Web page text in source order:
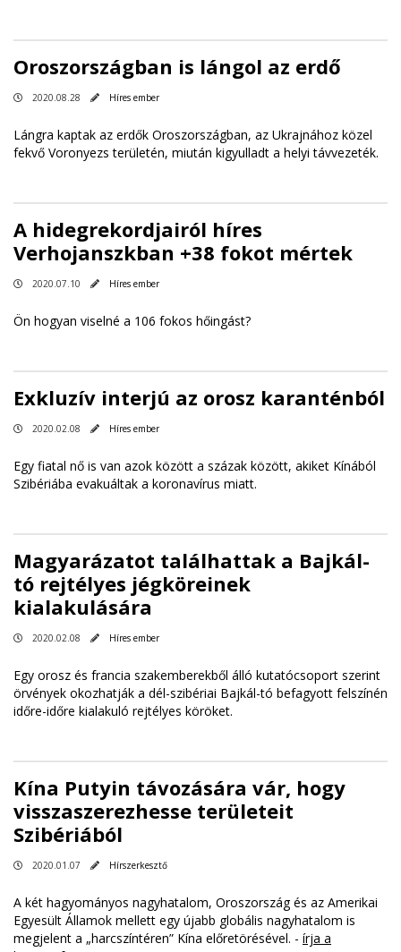
Oroszországban is lángol az erdő
2020.08.28 Híres ember
Lángra kaptak az erdők Oroszországban, az Ukrajnához közel
fekvő Voronyezs területén, miután kigyulladt a helyi távvezeték.
A hidegrekordjairól híres
Verhojanszkban +38 fokot mértek
2020.07.10 Híres ember
Ön hogyan viselné a 106 fokos hőingást?
Exkluzív interjú az orosz karanténból
2020.02.08 Híres ember
Egy fiatal nő is van azok között a százak között, akiket Kínából
Szibériába evakuáltak a koronavírus miatt.
Magyarázatot találhattak a Bajkál-
tó rejtélyes jégköreinek
kialakulására
2020.02.08 Híres ember
Egy orosz és francia szakemberekből álló kutatócsoport szerint
örvények okozhatják a dél-szibériai Bajkál-tó befagyott felszínén
időre-időre kialakuló rejtélyes köröket.
Kína Putyin távozására vár, hogy
visszaszerezhesse területeit
Szibériából
2020.01.07 Hírszerkesztő
A két hagyományos nagyhatalom, Oroszország és az Amerikai
Egyesült Államok mellett egy újabb globális nagyhatalom is
megjelent a „harcszíntéren” Kína előretörésével. - írja a